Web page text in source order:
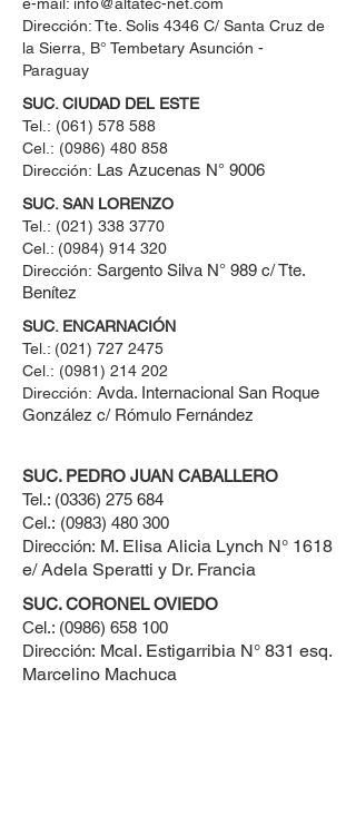
Dirección: Tte. Solis 4346 C/ Santa Cruz de
la Sierra, B° Tembetary Asunción -
Paraguay
SUC. CIUDAD DEL ESTE
Tel.: (061) 578 588
Cel.: (0986) 480 858
Dirección: Las Azucenas N° 9006
SUC. SAN LORENZO
Tel.: (021) 338 3770
Cel.: ​(0984) 914 320
Dirección: Sargento Silva N° 989 c/ Tte.
Benítez
SUC. ENCARNACIÓN
Tel.: (021) 727 2475
Cel.: (0981) 214 202
Dirección: Avda. Internacional San Roque
González c/ Rómulo Fernández
SUC. PEDRO JUAN CABALLERO
Tel.: (0336) 275 684
Cel.: (0983) 480 300
Dirección: M. Elisa Alicia Lynch N° 1618
e/ Adela Speratti y Dr. Francia
SUC. CORONEL OVIEDO
Cel.: (0986) 658 100
Dirección: Mcal. Estigarribia N° 831 esq.
Marcelino Machuca